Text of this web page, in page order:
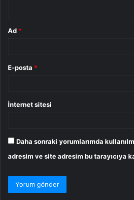
Ad *
E-posta *
İnternet sitesi
Daha sonraki yorumlarımda
adresim ve site adresim bu tarayıcıya